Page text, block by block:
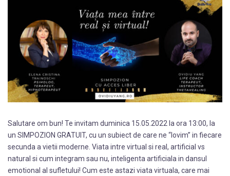
Salutare om bun! Te invitam duminica 15.05.2022 la ora 13:00, la
un SIMPOZION GRATUIT, cu un subiect de care ne “lovim” in fiecare
secunda a vietii moderne. Viata intre virtual si real, artificial vs
natural si cum integram sau nu, inteligenta artificiala in dansul
emotional al sufletului! Cum este astazi viata virtuala, care mai